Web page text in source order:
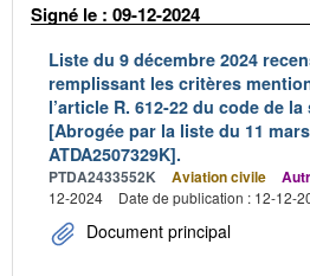
Signé le : 09-12-2024
Liste du 9 décembre 2024
remplissant les critères
l’article R. 612-22 du code de
[Abrogée par la liste du 11
ATDA2507329K].
PTDA2433552K Aviation civile
12-2024
Date de publication : 12-12-
Document principal